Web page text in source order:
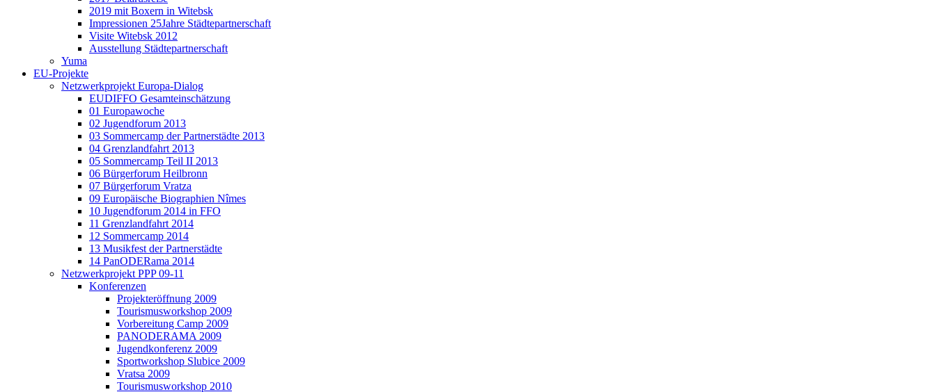
2019 mit Boxern in Witebsk
Impressionen 25Jahre Städtepartnerschaft
Visite Witebsk 2012
Ausstellung Städtepartnerschaft
Yuma
EU-Projekte
Netzwerkprojekt Europa-Dialog
EUDIFFO Gesamteinschätzung
01 Europawoche
02 Jugendforum 2013
03 Sommercamp der Partnerstädte 2013
04 Grenzlandfahrt 2013
05 Sommercamp Teil II 2013
06 Bürgerforum Heilbronn
07 Bürgerforum Vratza
09 Europäische Biographien Nîmes
10 Jugendforum 2014 in FFO
11 Grenzlandfahrt 2014
12 Sommercamp 2014
13 Musikfest der Partnerstädte
14 PanODERama 2014
Netzwerkprojekt PPP 09-11
Konferenzen
Projekteröffnung 2009
Tourismusworkshop 2009
Vorbereitung Camp 2009
PANODERAMA 2009
Jugendkonferenz 2009
Sportworkshop Slubice 2009
Vratsa 2009
Tourismusworkshop 2010